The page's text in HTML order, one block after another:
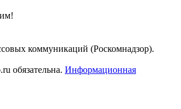
коммуникаций (Роскомнадзор).
обязательна. Информационная